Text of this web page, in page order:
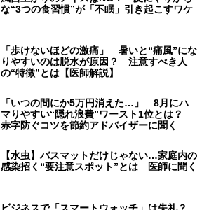
な“3つの食習慣”が「不眠」引き起こすワケ
「歩けないほどの激痛」 暑いと“痛風”にな
りやすいのは脱水が原因？ 注意すべき人
の“特徴”とは【医師解説】
「いつの間にか5万円消えた…」 8月にハ
マりやすい“隠れ浪費”ワースト1位とは？
赤字防ぐコツを節約アドバイザーに聞く
【水虫】バスマットだけじゃない…家庭内の
感染招く“要注意スポット”とは 医師に聞く